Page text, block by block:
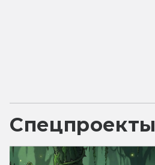
Спецпроекты